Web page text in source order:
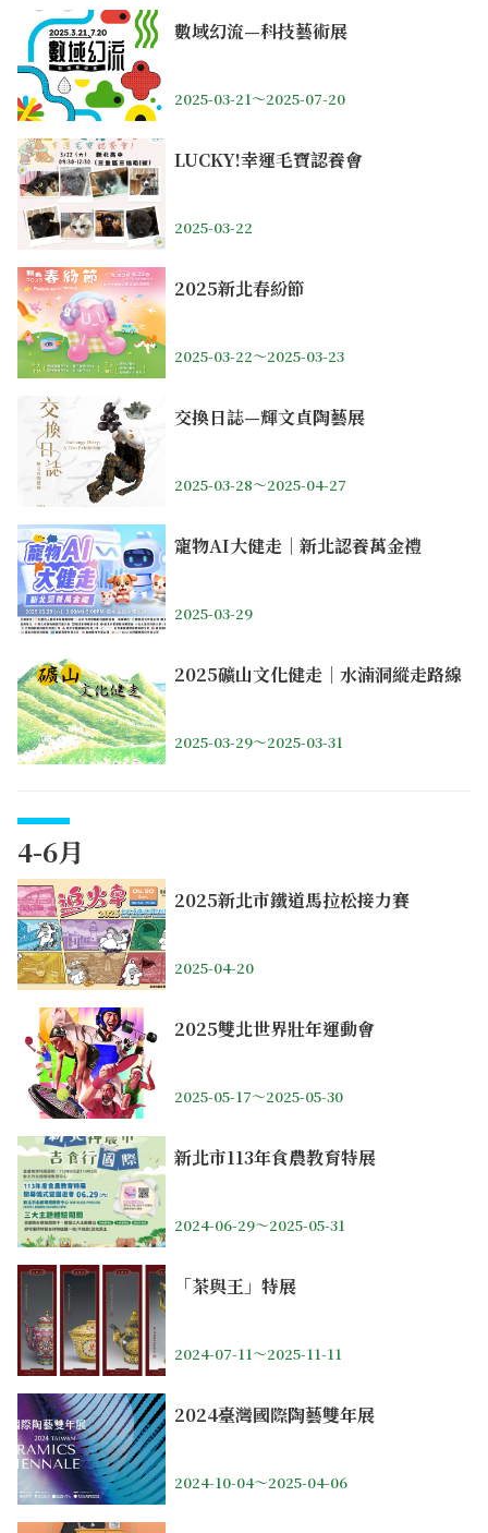
數域幻流—科技藝術展
2025-03-21～2025-07-20
LUCKY!幸運毛寶認養會
2025-03-22
2025新北春紛節
2025-03-22～2025-03-23
交換日誌—輝文貞陶藝展
2025-03-28～2025-04-27
寵物AI大健走｜新北認養萬金禮
2025-03-29
2025礦山文化健走｜水湳洞縱走路線
2025-03-29～2025-03-31
4-6月
2025新北市鐵道馬拉松接力賽
2025-04-20
2025雙北世界壯年運動會
2025-05-17～2025-05-30
新北市113年食農教育特展
2024-06-29～2025-05-31
「茶與王」特展
2024-07-11～2025-11-11
2024臺灣國際陶藝雙年展
2024-10-04～2025-04-06